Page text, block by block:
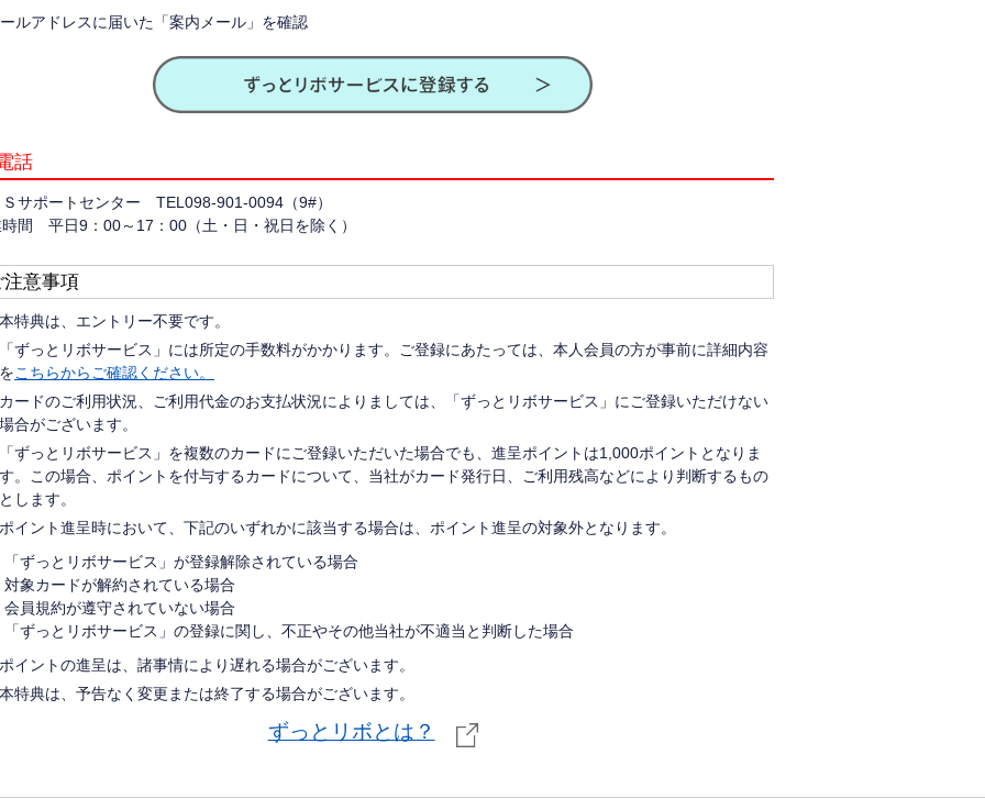
ルアドレスに届いた「案内メール」を確認
話
Ｓサポートセンター TEL098-901-0094（9#）
間 平日9：00～17：00（土・日・祝日を除く）
注意事項
本特典は、エントリー不要です。
「ずっとリボサービス」には所定の手数料がかかります。ご登録にあたっては、本人会員の方が事前に詳細内容
をこちらからご確認ください。
カードのご利用状況、ご利用代金のお支払状況によりましては、「ずっとリボサービス」にご登録いただけない
場合がございます。
「ずっとリボサービス」を複数のカードにご登録いただいた場合でも、進呈ポイントは1,000ポイントとなりま
す。この場合、ポイントを付与するカードについて、当社がカード発行日、ご利用残高などにより判断するもの
とします。
ポイント進呈時において、下記のいずれかに該当する場合は、ポイント進呈の対象外となります。
「ずっとリボサービス」が登録解除されている場合
対象カードが解約されている場合
会員規約が遵守されていない場合
「ずっとリボサービス」の登録に関し、不正やその他当社が不適当と判断した場合
ポイントの進呈は、諸事情により遅れる場合がございます。
本特典は、予告なく変更または終了する場合がございます。
ずっとリボとは？